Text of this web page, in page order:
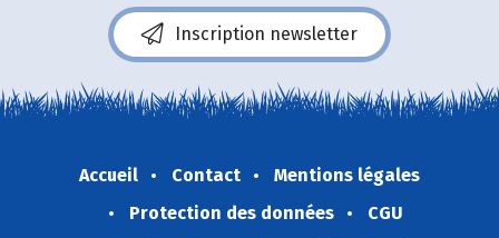
Inscription newsletter
Accueil Contact
Mentions légales
Protection des données
CGU